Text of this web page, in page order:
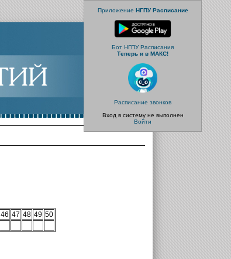
Приложение НГПУ Расписание
Бот НГПУ Расписания
Теперь и в МАКС!
Расписание звонков
Вход в систему не выполнен
Войти
46 47 48 49 50